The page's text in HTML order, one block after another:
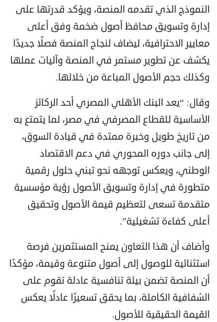
النموذج الذي تقدمه المنصة، ويؤكد قدرتها على
إدارة وتسويق محافظ أصول ضخمة وفق أعلى
معايير الاحترافية، ليضاف لنجاح المنصة فصلًا جديدًا
يكشف عن تطوير مستمر في المنصة وآليات عملها
وكذلك حجم الأصول المباعة من خلالها.
وقال: “يعد البنك الأهلي المصري أحد الركائز
الأساسية للقطاع المصرفي في مصر، لما يتمتع به
من تاريخ طويل وخبرة ممتدة في قيادة السوق،
إلى جانب دوره المحوري في دعم الاقتصاد
الوطني، ويعكس توجهه نحو تبني حلول رقمية
متطورة في إدارة وتسويق الأصول رؤية مؤسسية
متقدمة تسعى لتعظيم قيمة الأصول وتحقيق
أعلى كفاءة تشغيلية”.
وأضاف أن هذا التعاون يمنح المستثمرين فرصة
استثنائية للوصول إلى أصول متنوعة وقيمة، مؤكدًا
أن المنصة تضمن بيئة تنافسية عادلة تقوم على
الشفافية الكاملة، بما يحقق تسعيرًا عادلًا يعكس
القيمة الحقيقية للأصول.